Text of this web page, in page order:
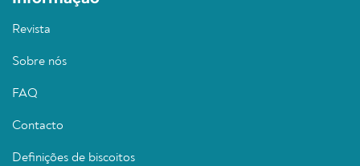
Revista
Sobre nós
FAQ
Contacto
Definições de biscoitos